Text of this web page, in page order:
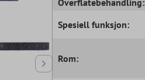
Spesiell funksjon:
Rom: